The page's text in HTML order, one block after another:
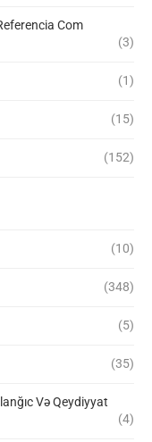
Com
(3)
(1)
(15)
(152)
(10)
(348)
(5)
(35)
Və Qeydiyyat
(4)